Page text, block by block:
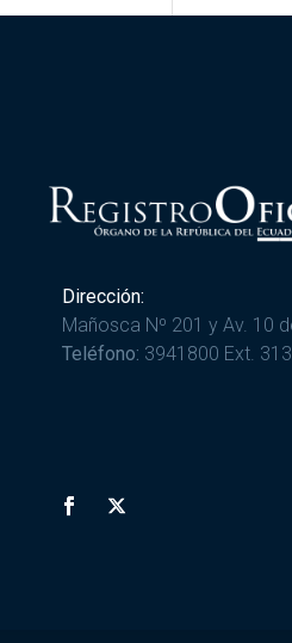
Dirección:
Mañosca Nº 201 y Av. 10
Teléfono: 3941800 Ext.